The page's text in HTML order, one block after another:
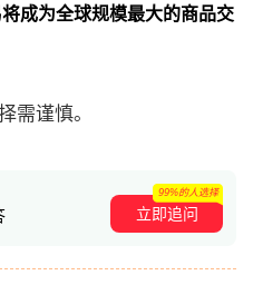
成为全球规模最大的商品交
需谨慎。
立即追问
99%的人选择